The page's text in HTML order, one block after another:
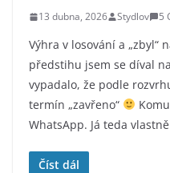
13 dubna, 2026 Stydlov 5
Výhra v losování a „zbyl“
předstihu jsem se díval
vypadalo, že podle
termín „zavřeno“
WhatsApp. Já teda vlastně
Číst dál